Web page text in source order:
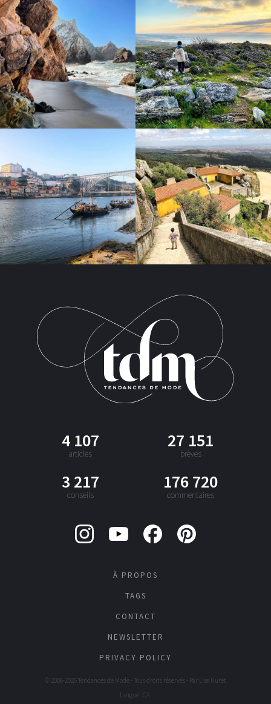
4 107
articles
27 151
brèves
3 217
conseils
176 720
commentaires
À PROPOS
TAGS
CONTACT
NEWSLETTER
PRIVACY POLICY
© 2006-2026 Tendances de Mode - Tous droits réservés - Par Lise Huret
Langue : CA